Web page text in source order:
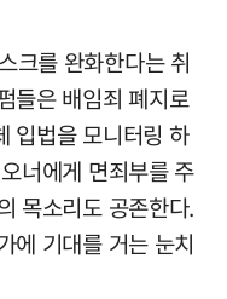
크를 완화한다는 취
들은 배임죄 폐지로
입법을 모니터링 하
너에게 면죄부를 주
목소리도 공존한다.
에 기대를 거는 눈치